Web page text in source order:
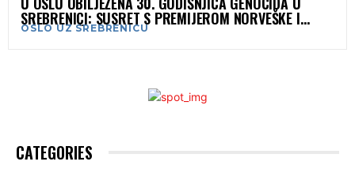
SREBRENICI: SUSRET S PREMIJEROM NORVEŠKE I
GRADONAČELNICOM OSLA
OSLO UZ SREBRENICU
CATEGORIES